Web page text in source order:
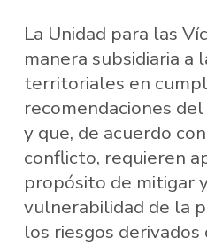
La Unidad para las
manera subsidiaria a
territoriales en
recomendaciones
y que, de acuerdo
conflicto, requieren
propósito de mitigar
vulnerabilidad de la
los riesgos